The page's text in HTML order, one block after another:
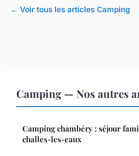
← Voir tous les articles Camping
Camping — Nos autres
Camping chambéry : séjour
challes-les-eaux